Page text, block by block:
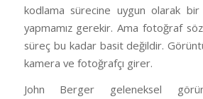
kodlama sürecine uygun olarak
yapmamız gerekir. Ama fotoğraf
süreç bu kadar basit değildir.
kamera ve fotoğrafçı girer.
John Berger geleneksel